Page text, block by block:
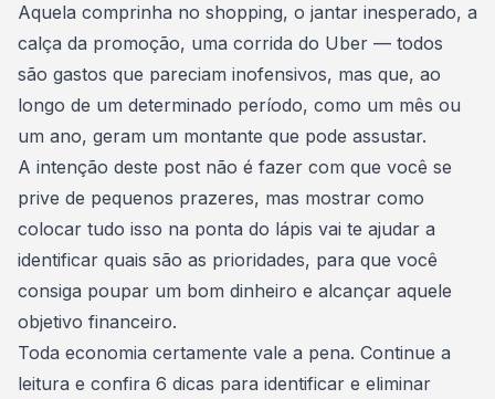
Aquela comprinha no shopping, o jantar inesperado, a
calça da promoção, uma corrida do Uber — todos
são gastos que pareciam inofensivos, mas que, ao
longo de um determinado período, como um mês ou
um ano, geram um montante que pode assustar.
A intenção deste post não é fazer com que você se
prive de pequenos prazeres, mas mostrar como
colocar tudo isso na ponta do lápis vai te ajudar a
identificar quais são as prioridades, para que você
consiga poupar um bom dinheiro e alcançar aquele
objetivo financeiro.
Toda economia certamente vale a pena. Continue a
leitura e confira 6 dicas para identificar e eliminar